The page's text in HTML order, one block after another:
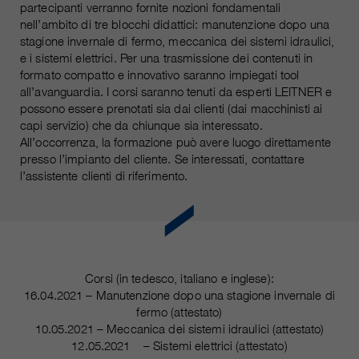
partecipanti verranno fornite nozioni fondamentali
nell’ambito di tre blocchi didattici: manutenzione dopo una
stagione invernale di fermo, meccanica dei sistemi idraulici,
e i sistemi elettrici. Per una trasmissione dei contenuti in
formato compatto e innovativo saranno impiegati tool
all’avanguardia. I corsi saranno tenuti da esperti LEITNER e
possono essere prenotati sia dai clienti (dai macchinisti ai
capi servizio) che da chiunque sia interessato.
All’occorrenza, la formazione può avere luogo direttamente
presso l’impianto del cliente. Se interessati, contattare
l’assistente clienti di riferimento.
Corsi (in tedesco, italiano e inglese):
16.04.2021 – Manutenzione dopo una stagione invernale di
fermo (attestato)
10.05.2021 – Meccanica dei sistemi idraulici (attestato)
12.05.2021 – Sistemi elettrici (attestato)
nostri siti web / app. Queste
informazioni vengono trasmesse
anche ai nostri clienti / partner.